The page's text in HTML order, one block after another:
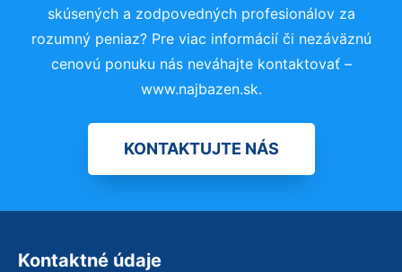
skúsených a zodpovedných profesionálov za
rozumný peniaz? Pre viac informácií či nezáväznú
cenovú ponuku nás neváhajte kontaktovať –
www.najbazen.sk.
KONTAKTUJTE NÁS
Kontaktné údaje